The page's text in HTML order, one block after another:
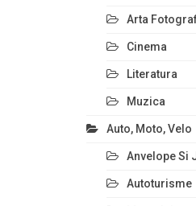
Arta
Cinema
Literatura
Muzica
Auto, Moto, Velo
Anvelope Si
Autoturisme